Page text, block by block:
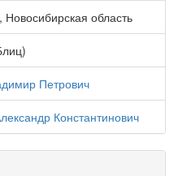
Новосибирская область
Петрович
Константинович